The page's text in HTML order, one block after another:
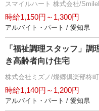
スマイルハート 株式会社/
時給1,150円～1,300円
アルバイト・パート / 愛知県
「福祉調理スタッフ」
き高齢者向け住宅
株式会社ミズノ/燦郷倶楽部柊町
時給1,140円～1,200円
アルバイト・パート / 愛知県